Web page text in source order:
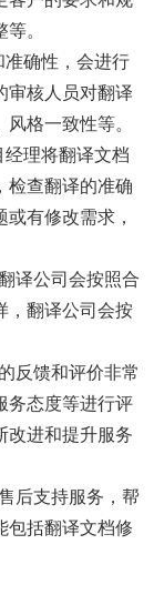
。
准确性，会进行
审核人员对翻译
格一致性等。
理将翻译文档
检查翻译的准确
有修改需求，
译公司会按照合
，翻译公司会按
反馈和评价非常
务态度等进行评
改进和提升服务
后支持服务，帮
包括翻译文档修